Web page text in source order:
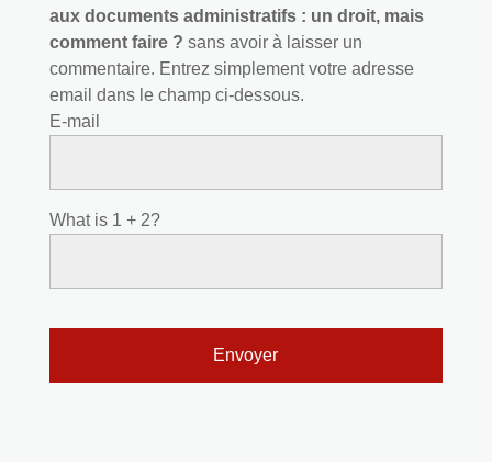
aux documents administratifs : un droit, mais
comment faire ? sans avoir à laisser un
commentaire. Entrez simplement votre adresse
email dans le champ ci-dessous.
E-mail
What is 1 + 2?